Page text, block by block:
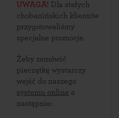
UWAGA! Dla stałych
chobanińskich klientów
przygotowaliśmy
specjalne promocje.
Żeby zamówić
pieczątkę wystarczy
wejść do naszego
systemu online a
następnie: